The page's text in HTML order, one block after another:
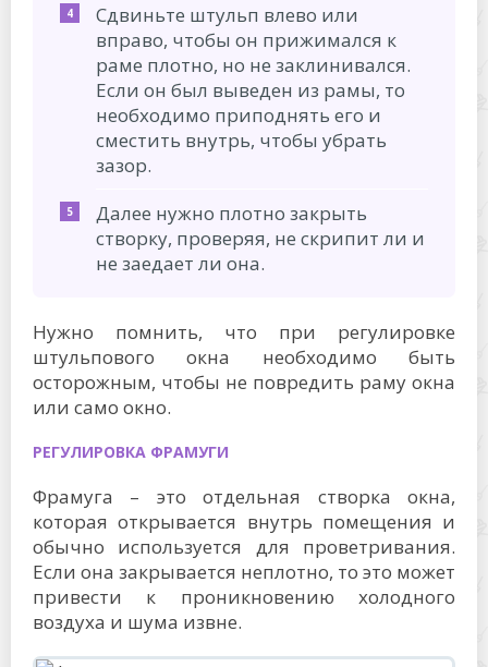
Сдвиньте штульп влево или
вправо, чтобы он прижимался к
раме плотно, но не заклинивался.
Если он был выведен из рамы, то
необходимо приподнять его и
сместить внутрь, чтобы убрать
зазор.
Далее нужно плотно закрыть
створку, проверяя, не скрипит ли и
не заедает ли она.
Нужно помнить, что при регулировке
штульпового окна необходимо быть
осторожным, чтобы не повредить раму окна
или само окно.
РЕГУЛИРОВКА ФРАМУГИ
Фрамуга – это отдельная створка окна,
которая открывается внутрь помещения и
обычно используется для проветривания.
Если она закрывается неплотно, то это может
привести к проникновению холодного
воздуха и шума извне.